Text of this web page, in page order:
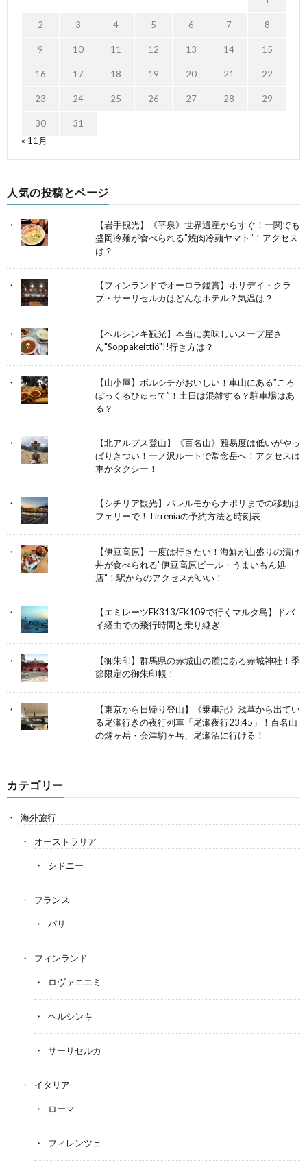
2 3 4 5 6 7 8
9 10 11 12 13 14 15
16 17 18 19 20 21 22
23 24 25 26 27 28 29
30
31
« 11月
人気の投稿とページ
【岩手観光】《平泉》世界遺産からすぐ！一関でも
盛岡冷麺が食べられる”焼肉冷麺ヤマト”！アクセス
は？
【フィンランドでオーロラ鑑賞】ホリデイ・クラ
ブ・サーリセルカはどんなホテル？気温は？
【ヘルシンキ観光】本当に美味しいスープ屋さ
ん"Soppakeittiö"!!行き方は？
【山小屋】ボルシチがおいしい！車山にある”ころ
ぼっくるひゅって”！土日は混雑する？駐車場はあ
る？
【北アルプス登山】《百名山》難易度は低いがやっ
ぱりきつい！一ノ沢ルートで常念岳へ！アクセスは
車かタクシー！
【シチリア観光】パレルモからナポリまでの移動は
フェリーで！Tirreniaの予約方法と時刻表
【伊豆高原】一度は行きたい！海鮮が山盛りの漬け
丼が食べられる”伊豆高原ビール・うまいもん処
店”！駅からのアクセスがいい！
【エミレーツEK313/EK109で行くマルタ島】ドバ
イ経由での飛行時間と乗り継ぎ
【御朱印】群馬県の赤城山の麓にある赤城神社！季
節限定の御朱印帳！
【東京から日帰り登山】《乗車記》浅草から出てい
る尾瀬行きの夜行列車「尾瀬夜行23:45」！百名山
の燧ヶ岳・会津駒ヶ岳、尾瀬沼に行ける！
カテゴリー
海外旅行
オーストラリア
シドニー
フランス
パリ
フィンランド
ロヴァニエミ
ヘルシンキ
サーリセルカ
イタリア
ローマ
フィレンツェ